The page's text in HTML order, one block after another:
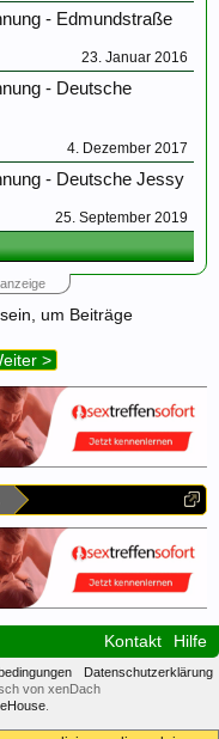
- Edmundstraße
23. Januar 2016
- Deutsche
4. Dezember 2017
- Deutsche Jessy
25. September 2019
um Beiträge
>
Kontakt Hilfe
Datenschutzerklärung
von xenDach
.